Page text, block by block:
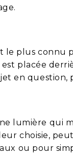
le plus connu
placée
en question,
lumière qui
choisie,
ou pour